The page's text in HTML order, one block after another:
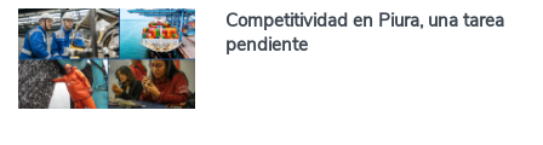
Competitividad en Piura, una tarea
pendiente